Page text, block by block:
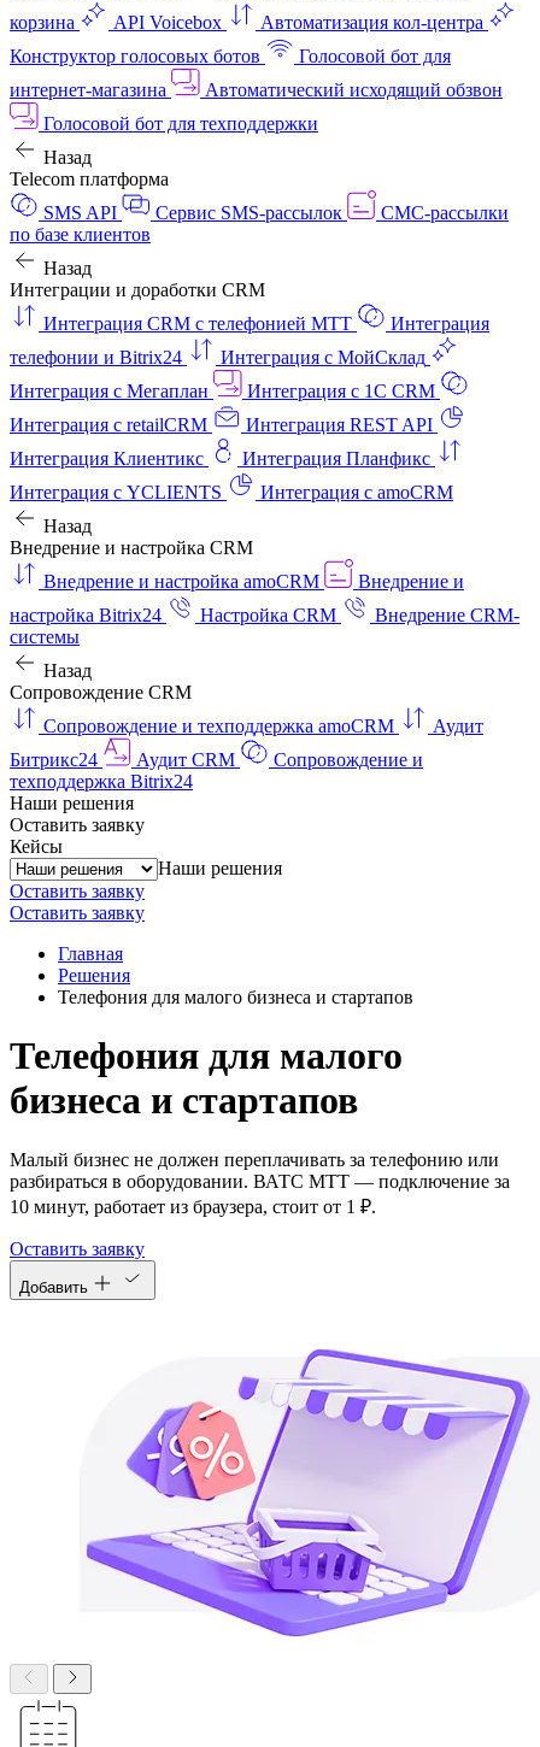
корзина
API Voicebox
Автоматизация кол‑центра
Конструктор голосовых ботов
Голосовой бот для
интернет‑магазина
Автоматический исходящий обзвон
Голосовой бот для техподдержки
Назад
Telecom платформа
SMS API
Сервис SMS-рассылок
СМС-рассылки
по базе клиентов
Назад
Интеграции и доработки CRM
Интеграция CRM с телефонией МТТ
Интеграция
телефонии и Bitrix24
Интеграция с МойСклад
Интеграция с Мегаплан
Интеграция с 1C CRM
Интеграция с retailCRM
Интеграция REST API
Интеграция Клиентикс
Интеграция Планфикс
Интеграция с YCLIENTS
Интеграция с amoCRM
Назад
Внедрение и настройка CRM
Внедрение и настройка amoCRM
Внедрение и
настройка Bitrix24
Настройка CRM
Внедрение CRM-
системы
Назад
Сопровождение CRM
Сопровождение и техподдержка amoCRM
Аудит
Битрикс24
Аудит CRM
Сопровождение и
техподдержка Bitrix24
Наши решения
Оставить заявку
Кейсы
Наши решения
Оставить заявку
Оставить заявку
Главная
Решения
Телефония для малого бизнеса и стартапов
Телефония для малого
бизнеса и стартапов
Малый бизнес не должен переплачивать за телефонию или
разбираться в оборудовании. ВАТС МТТ — подключение за
10 минут, работает из браузера, стоит от 1 ₽.
Оставить заявку
Добавить